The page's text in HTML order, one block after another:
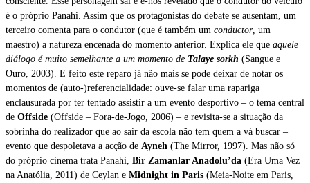
é o próprio Panahi. Assim que os protagonistas do debate se ausentam, um
terceiro comenta para o condutor (que é também um conductor, um
maestro) a natureza encenada do momento anterior. Explica ele que aquele
diálogo é muito semelhante a um momento de Talaye sorkh (Sangue e
Ouro, 2003). E feito este reparo já não mais se pode deixar de notar os
momentos de (auto-)referencialidade: ouve-se falar uma rapariga
enclausurada por ter tentado assistir a um evento desportivo – o tema central
de Offside (Offside – Fora-de-Jogo, 2006) – e revisita-se a situação da
sobrinha do realizador que ao sair da escola não tem quem a vá buscar –
evento que despoletava a acção de Ayneh (The Mirror, 1997). Mas não só
do próprio cinema trata Panahi, Bir Zamanlar Anadolu’da (Era Uma Vez
na Anatólia, 2011) de Ceylan e Midnight in Paris (Meia-Noite em Paris,